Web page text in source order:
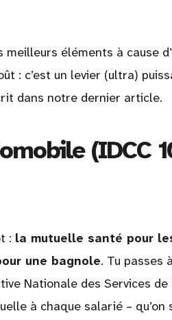
éléments à cause
: c’est un levier (ultra)
dans notre dernier article.
(IDCC
: la mutuelle santé pour
une bagnole. Tu passes
Nationale des Services
à chaque salarié –